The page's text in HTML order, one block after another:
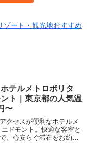
ゾート・観光地おすすめ
ホテルメトロポリタ
ト｜東京都の人気温
〜
クセスが便利なホテルメ
エドモント。快適な客室と
、心安らぐ滞在をお約束